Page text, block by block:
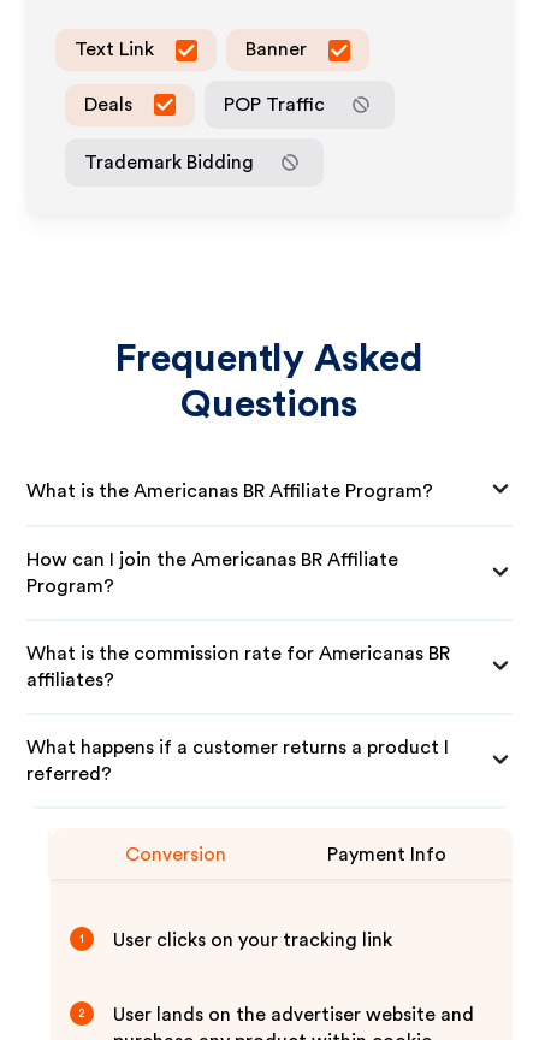
Text Link Banner
Deals POP Traffic
Trademark Bidding
Frequently Asked
Questions
What is the Americanas BR Affiliate Program?
How can I join the Americanas BR Affiliate
Program?
What is the commission rate for Americanas BR
affiliates?
What happens if a customer returns a product I
referred?
Conversion Payment Info
1 User clicks on your tracking link
2
User lands on the advertiser website and